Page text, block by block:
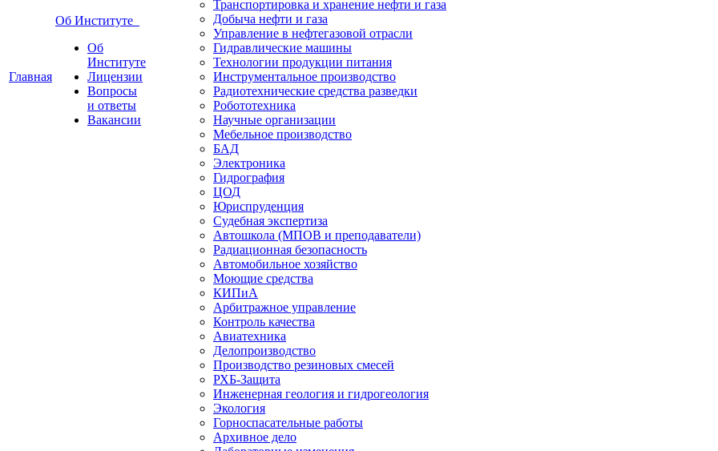
Главная
Об Институте
Об
Институте
Лицензии
Вопросы
и ответы
Вакансии
Транспортировка и хранение нефти и газа
Добыча нефти и газа
Управление в нефтегазовой отрасли
Гидравлические машины
Технологии продукции питания
Инструментальное производство
Радиотехнические средства разведки
Робототехника
Научные организации
Мебельное производство
БАД
Электроника
Гидрография
ЦОД
Юриспруденция
Судебная экспертиза
Автошкола (МПОВ и преподаватели)
Радиационная безопасность
Автомобильное хозяйство
Моющие средства
КИПиА
Арбитражное управление
Контроль качества
Авиатехника
Делопроизводство
Производство резиновых смесей
РХБ-Защита
Инженерная геология и гидрогеология
Экология
Горноспасательные работы
Архивное дело